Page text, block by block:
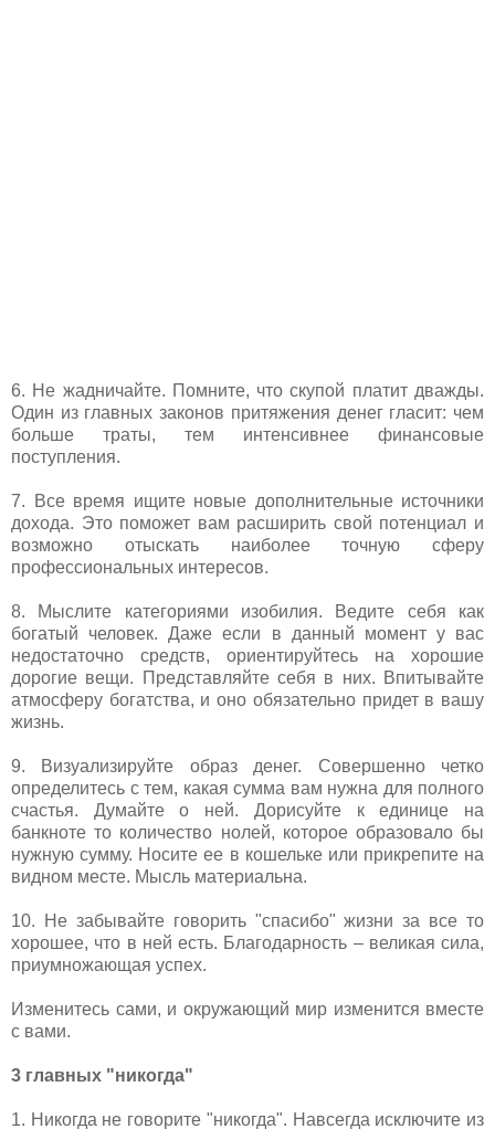
6. Не жадничайте. Помните, что скупой платит дважды.
Один из главных законов притяжения денег гласит: чем
больше траты, тем интенсивнее финансовые
поступления.
7. Все время ищите новые дополнительные источники
дохода. Это поможет вам расширить свой потенциал и
возможно отыскать наиболее точную сферу
профессиональных интересов.
8. Мыслите категориями изобилия. Ведите себя как
богатый человек. Даже если в данный момент у вас
недостаточно средств, ориентируйтесь на хорошие
дорогие вещи. Представляйте себя в них. Впитывайте
атмосферу богатства, и оно обязательно придет в вашу
жизнь.
9. Визуализируйте образ денег. Совершенно четко
определитесь с тем, какая сумма вам нужна для полного
счастья. Думайте о ней. Дорисуйте к единице на
банкноте то количество нолей, которое образовало бы
нужную сумму. Носите ее в кошельке или прикрепите на
видном месте. Мысль материальна.
10. Не забывайте говорить "спасибо" жизни за все то
хорошее, что в ней есть. Благодарность – великая сила,
приумножающая успех.
Изменитесь сами, и окружающий мир изменится вместе
с вами.
3 главных "никогда"
1. Никогда не говорите "никогда". Навсегда исключите из